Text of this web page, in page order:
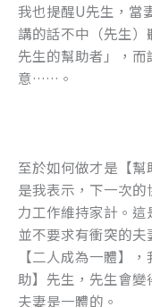
我也提醒U先生，當
講的話不中（先生
先生的幫助者」，
意……。
至於如何做才是【
是我表示，下一次
力工作維持家計。
並不要求有衝突的
【二人成為一體】
助】先生，先生會
夫妻是一體的。